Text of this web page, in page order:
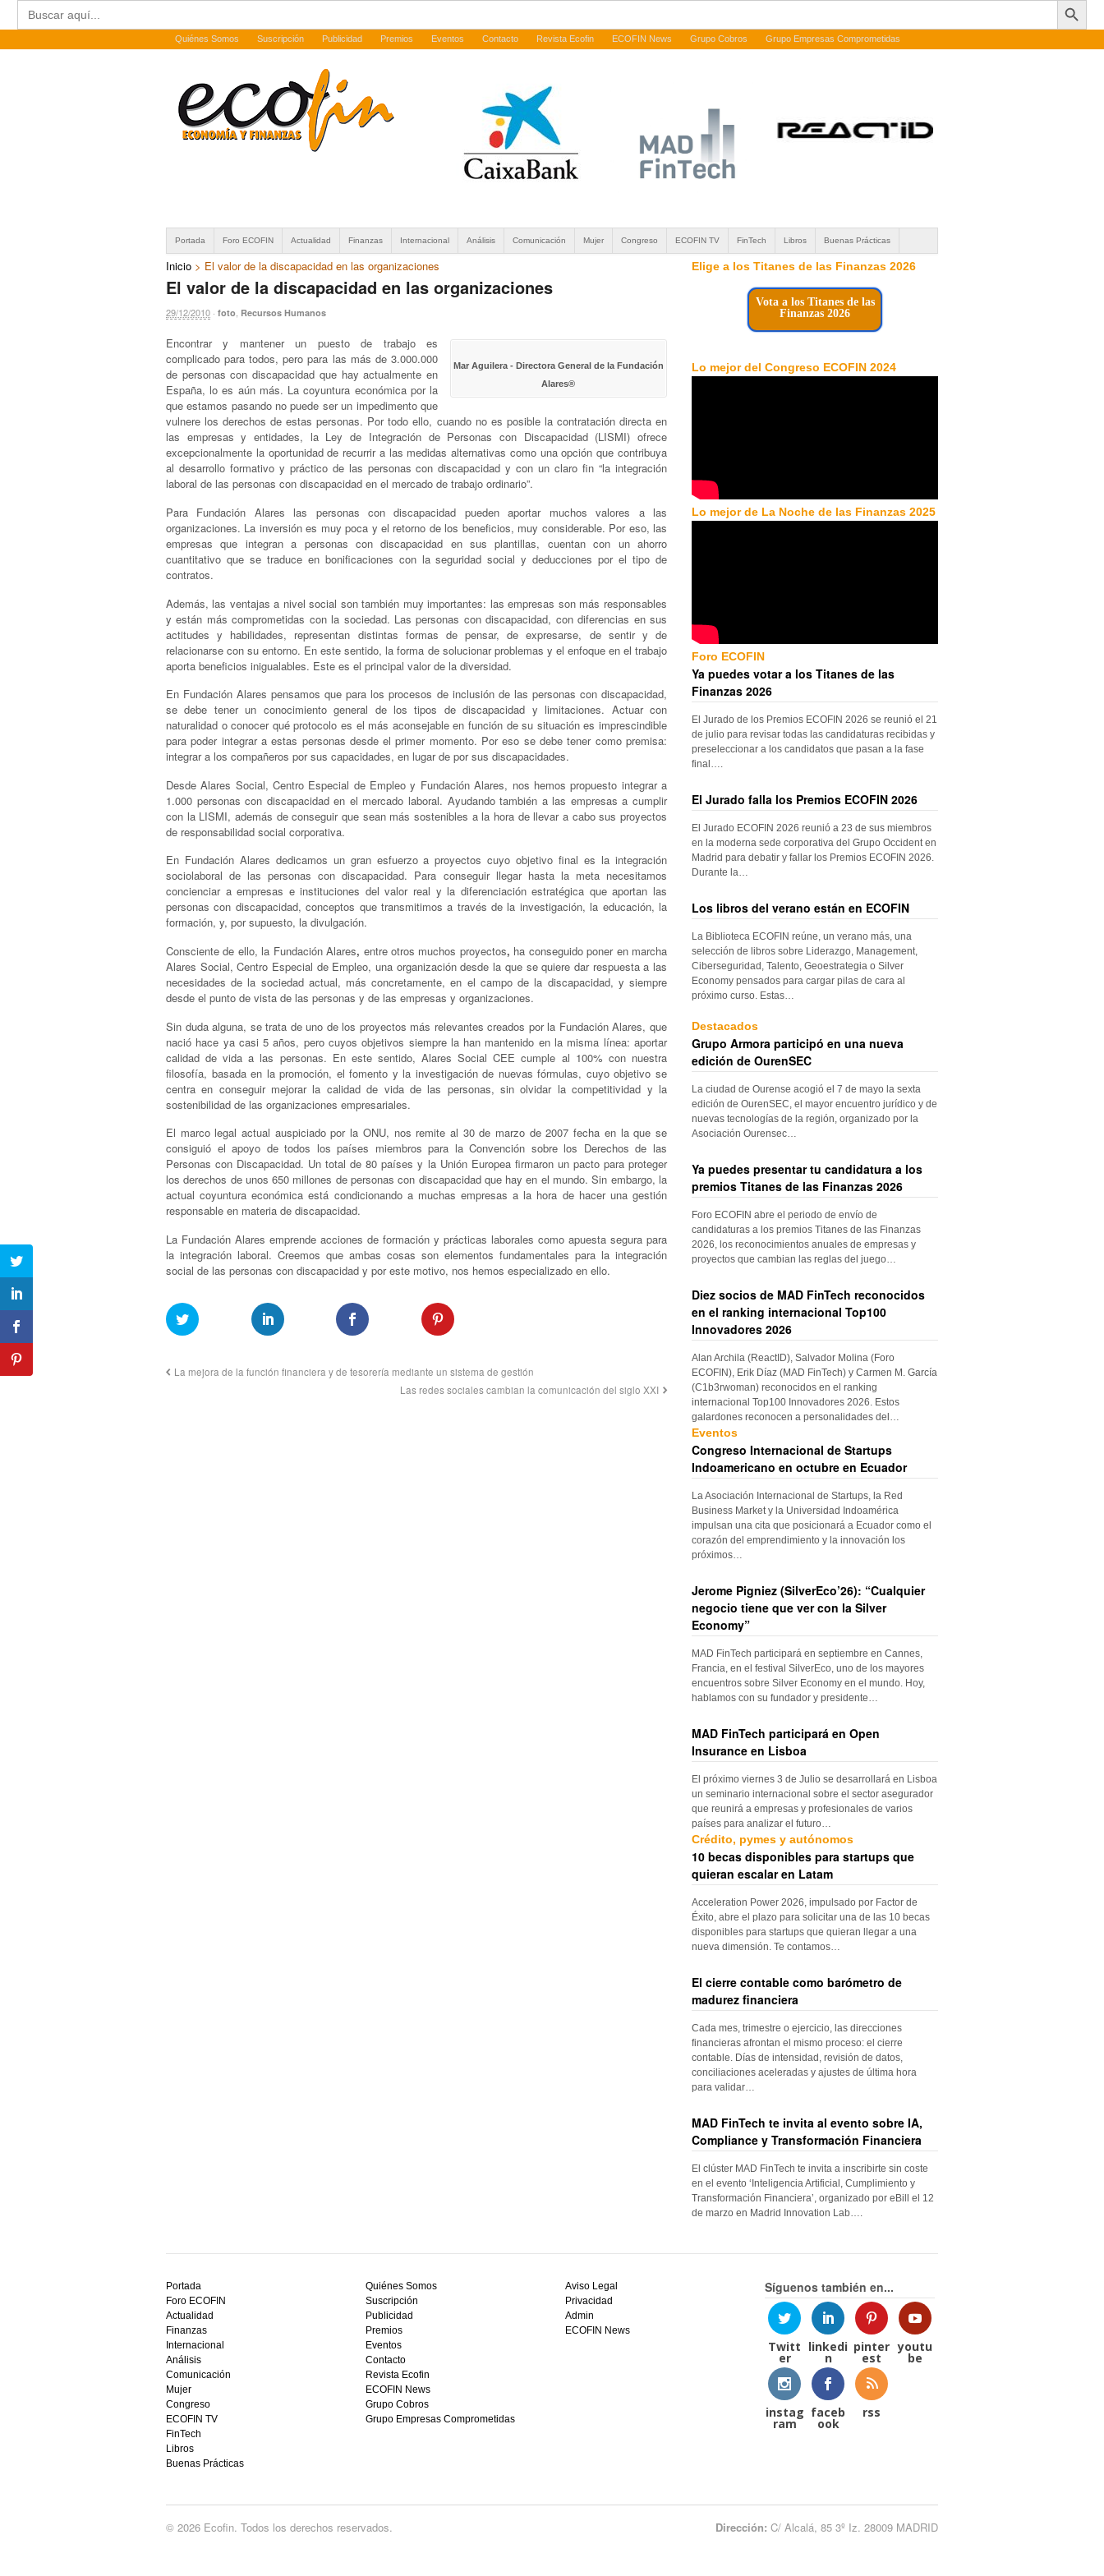
Buscar:
Quiénes Somos Suscripción Publicidad Premios Eventos Contacto Revista Ecofin ECOFIN News Grupo Cobros Grupo Empresas Comprometidas
Portada Foro ECOFIN Actualidad Finanzas Internacional Análisis Comunicación Mujer Congreso ECOFIN TV FinTech Libros Buenas Prácticas
Inicio > El valor de la discapacidad en las organizaciones
El valor de la discapacidad en las organizaciones
29/12/2010 · foto Recursos Humanos
Mar Aguilera - Directora General de la Fundación
Alares®
Encontrar y mantener un puesto de trabajo es
complicado para todos, pero para las más de 3.000.000
de personas con discapacidad que hay actualmente en
España, lo es aún más. La coyuntura económica por la
que estamos pasando no puede ser un impedimento que
vulnere los derechos de estas personas. Por todo ello, cuando no es posible la contratación directa en
las empresas y entidades, la Ley de Integración de Personas con Discapacidad (LISMI) ofrece
excepcionalmente la oportunidad de recurrir a las medidas alternativas como una opción que contribuya
al desarrollo formativo y práctico de las personas con discapacidad y con un claro fin “la integración
laboral de las personas con discapacidad en el mercado de trabajo ordinario”.
Para Fundación Alares las personas con discapacidad pueden aportar muchos valores a las
organizaciones. La inversión es muy poca y el retorno de los beneficios, muy considerable. Por eso, las
empresas que integran a personas con discapacidad en sus plantillas, cuentan con un ahorro
cuantitativo que se traduce en bonificaciones con la seguridad social y deducciones por el tipo de
contratos.
Además, las ventajas a nivel social son también muy importantes: las empresas son más responsables
y están más comprometidas con la sociedad. Las personas con discapacidad, con diferencias en sus
actitudes y habilidades, representan distintas formas de pensar, de expresarse, de sentir y de
relacionarse con su entorno. En este sentido, la forma de solucionar problemas y el enfoque en el trabajo
aporta beneficios inigualables. Este es el principal valor de la diversidad.
En Fundación Alares pensamos que para los procesos de inclusión de las personas con discapacidad,
se debe tener un conocimiento general de los tipos de discapacidad y limitaciones. Actuar con
naturalidad o conocer qué protocolo es el más aconsejable en función de su situación es imprescindible
para poder integrar a estas personas desde el primer momento. Por eso se debe tener como premisa:
integrar a los compañeros por sus capacidades, en lugar de por sus discapacidades.
Desde Alares Social, Centro Especial de Empleo y Fundación Alares, nos hemos propuesto integrar a
1.000 personas con discapacidad en el mercado laboral. Ayudando también a las empresas a cumplir
con la LISMI, además de conseguir que sean más sostenibles a la hora de llevar a cabo sus proyectos
de responsabilidad social corporativa.
En Fundación Alares dedicamos un gran esfuerzo a proyectos cuyo objetivo final es la integración
sociolaboral de las personas con discapacidad. Para conseguir llegar hasta la meta necesitamos
concienciar a empresas e instituciones del valor real y la diferenciación estratégica que aportan las
personas con discapacidad, conceptos que transmitimos a través de la investigación, la educación, la
formación, y, por supuesto, la divulgación.
Consciente de ello, la Fundación Alares, entre otros muchos proyectos, ha conseguido poner en marcha
Alares Social, Centro Especial de Empleo, una organización desde la que se quiere dar respuesta a las
necesidades de la sociedad actual, más concretamente, en el campo de la discapacidad, y siempre
desde el punto de vista de las personas y de las empresas y organizaciones.
Sin duda alguna, se trata de uno de los proyectos más relevantes creados por la Fundación Alares, que
nació hace ya casi 5 años, pero cuyos objetivos siempre la han mantenido en la misma línea: aportar
calidad de vida a las personas. En este sentido, Alares Social CEE cumple al 100% con nuestra
filosofía, basada en la promoción, el fomento y la investigación de nuevas fórmulas, cuyo objetivo se
centra en conseguir mejorar la calidad de vida de las personas, sin olvidar la competitividad y la
sostenibilidad de las organizaciones empresariales.
El marco legal actual auspiciado por la ONU, nos remite al 30 de marzo de 2007 fecha en la que se
consiguió el apoyo de todos los países miembros para la Convención sobre los Derechos de las
Personas con Discapacidad. Un total de 80 países y la Unión Europea firmaron un pacto para proteger
los derechos de unos 650 millones de personas con discapacidad que hay en el mundo. Sin embargo, la
actual coyuntura económica está condicionando a muchas empresas a la hora de hacer una gestión
responsable en materia de discapacidad.
La Fundación Alares emprende acciones de formación y prácticas laborales como apuesta segura para
la integración laboral. Creemos que ambas cosas son elementos fundamentales para la integración
social de las personas con discapacidad y por este motivo, nos hemos especializado en ello.
La mejora de la función financiera y de tesorería mediante un sistema de gestión
Las redes sociales cambian la comunicación del siglo XXI
Elige a los Titanes de las Finanzas 2026
Vota a los Titanes de las
Finanzas 2026
Lo mejor del Congreso ECOFIN 2024
Lo mejor de La Noche de las Finanzas 2025
Foro ECOFIN
Ya puedes votar a los Titanes de las
Finanzas 2026
El Jurado de los Premios ECOFIN 2026 se reunió el 21
de julio para revisar todas las candidaturas recibidas y
preseleccionar a los candidatos que pasan a la fase
final….
El Jurado falla los Premios ECOFIN 2026
El Jurado ECOFIN 2026 reunió a 23 de sus miembros
en la moderna sede corporativa del Grupo Occident en
Madrid para debatir y fallar los Premios ECOFIN 2026.
Durante la…
Los libros del verano están en ECOFIN
La Biblioteca ECOFIN reúne, un verano más, una
selección de libros sobre Liderazgo, Management,
Ciberseguridad, Talento, Geoestrategia o Silver
Economy pensados para cargar pilas de cara al
próximo curso. Estas…
Destacados
Grupo Armora participó en una nueva
edición de OurenSEC
La ciudad de Ourense acogió el 7 de mayo la sexta
edición de OurenSEC, el mayor encuentro jurídico y de
nuevas tecnologías de la región, organizado por la
Asociación Ourensec…
Ya puedes presentar tu candidatura a los
premios Titanes de las Finanzas 2026
Foro ECOFIN abre el periodo de envío de
candidaturas a los premios Titanes de las Finanzas
2026, los reconocimientos anuales de empresas y
proyectos que cambian las reglas del juego…
Diez socios de MAD FinTech reconocidos
en el ranking internacional Top100
Innovadores 2026
Alan Archila (ReactID), Salvador Molina (Foro
ECOFIN), Erik Díaz (MAD FinTech) y Carmen M. García
(C1b3rwoman) reconocidos en el ranking
internacional Top100 Innovadores 2026. Estos
galardones reconocen a personalidades del…
Eventos
Congreso Internacional de Startups
Indoamericano en octubre en Ecuador
La Asociación Internacional de Startups, la Red
Business Market y la Universidad Indoamérica
impulsan una cita que posicionará a Ecuador como el
corazón del emprendimiento y la innovación los
próximos…
Jerome Pigniez (SilverEco’26): “Cualquier
negocio tiene que ver con la Silver
Economy”
MAD FinTech participará en septiembre en Cannes,
Francia, en el festival SilverEco, uno de los mayores
encuentros sobre Silver Economy en el mundo. Hoy,
hablamos con su fundador y presidente…
MAD FinTech participará en Open
Insurance en Lisboa
El próximo viernes 3 de Julio se desarrollará en Lisboa
un seminario internacional sobre el sector asegurador
que reunirá a empresas y profesionales de varios
países para analizar el futuro…
Crédito, pymes y autónomos
10 becas disponibles para startups que
quieran escalar en Latam
Acceleration Power 2026, impulsado por Factor de
Éxito, abre el plazo para solicitar una de las 10 becas
disponibles para startups que quieran llegar a una
nueva dimensión. Te contamos…
El cierre contable como barómetro de
madurez financiera
Cada mes, trimestre o ejercicio, las direcciones
financieras afrontan el mismo proceso: el cierre
contable. Días de intensidad, revisión de datos,
conciliaciones aceleradas y ajustes de última hora
para validar…
MAD FinTech te invita al evento sobre IA,
Compliance y Transformación Financiera
El clúster MAD FinTech te invita a inscribirte sin coste
en el evento ‘Inteligencia Artificial, Cumplimiento y
Transformación Financiera’, organizado por eBill el 12
de marzo en Madrid Innovation Lab….
mejor
bono
sin
depósito
casino
en
España,
visita
este
sitio
restaurantedonmauro.es
y
ganar
hoy
Portada
Foro ECOFIN
Actualidad
Finanzas
Internacional
Análisis
Comunicación
Mujer
Congreso
ECOFIN TV
FinTech
Libros
Buenas Prácticas
Quiénes Somos
Suscripción
Publicidad
Premios
Eventos
Contacto
Revista Ecofin
ECOFIN News
Grupo Cobros
Grupo Empresas Comprometidas
Aviso Legal
Privacidad
Admin
ECOFIN News
Síguenos también en...
Twitt
er
linkedi
n
pinter
est
youtu
be
instag
ram
faceb
ook
rss
© 2026 Ecofin. Todos los derechos reservados. Dirección: C/ Alcalá, 85 3º Iz. 28009 MADRID